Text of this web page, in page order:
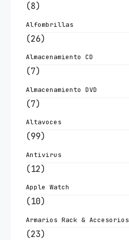
(8)
Alfombrillas
(26)
Almacenamiento CD
(7)
Almacenamiento DVD
(7)
Altavoces
(99)
Antivirus
(12)
Apple Watch
(10)
Armarios Rack & Accesorios
(23)